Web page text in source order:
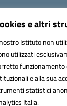
e altri
Istituto non
utilizzati
funzionamento
e alla sua
statistici
Italia.